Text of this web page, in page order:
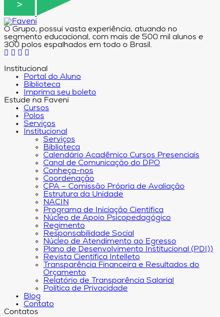
O Grupo, possui vasta experiência, atuando no
segmento educacional, com mais de 500 mil alunos e
300 polos espalhados em todo o Brasil.
Institucional
Portal do Aluno
Biblioteca
Imprima seu boleto
Estude na Faveni
Cursos
Polos
Serviços
Institucional
Serviços
Biblioteca
Calendário Acadêmico Cursos Presenciais
Canal de Comunicação do DPO
Conheça-nos
Coordenação
CPA – Comissão Própria de Avaliação
Estrutura da Unidade
NACIN
Programa de Iniciação Científica
Núcleo de Apoio Psicopedagógico
Regimento
Responsabilidade Social
Núcleo de Atendimento ao Egresso
Plano de Desenvolvimento Institucional (PDI))
Revista Científica Intelleto
Transparência Financeira e Resultados do
Orçamento
Relatório de Transparência Salarial
Política de Privacidade
Blog
Contato
Contatos